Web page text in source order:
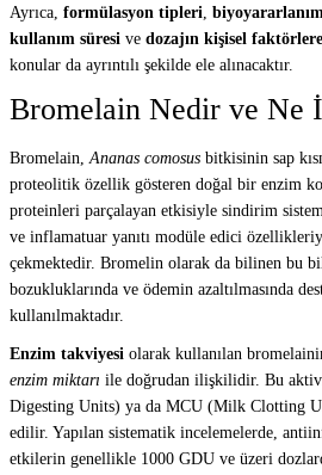
Ayrıca, formülasyon tipleri
kullanım süresi ve dozajın kişisel
konular da ayrıntılı şekilde ele alınacaktır.
Bromelain Nedir ve Ne
Bromelain, Ananas comosus bitkisinin sap
proteolitik özellik gösteren doğal bir enzim
proteinleri parçalayan etkisiyle sindirim
ve inflamatuar yanıtı modüle edici
çekmektedir. Bromelin olarak da bilinen bu
bozukluklarında ve ödemin azaltılmasında
kullanılmaktadır.
Enzim takviyesi olarak kullanılan
enzim miktarı ile doğrudan ilişkilidir. Bu
Digesting Units) ya da MCU (Milk Clotting
edilir. Yapılan sistematik incelemelerde,
etkilerin genellikle 1000 GDU ve üzeri